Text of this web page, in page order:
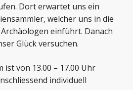
Dort erwartet uns ein
welcher uns in die
einführt. Danach
Glück versuchen.
ist von 13.00 – 17.00 Uhr
individuell